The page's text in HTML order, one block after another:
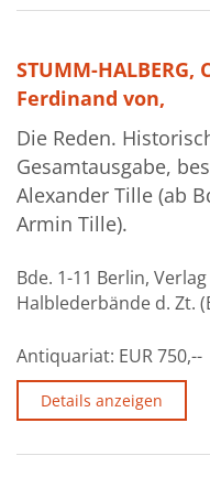
STUMM-HALBERG,
Ferdinand von,
Die Reden.
Gesamtausgabe,
Alexander Tille (ab
Armin Tille).
Bde. 1-11 Berlin,
Halblederbände d. Zt.
Antiquariat: EUR 750,--
Details anzeigen